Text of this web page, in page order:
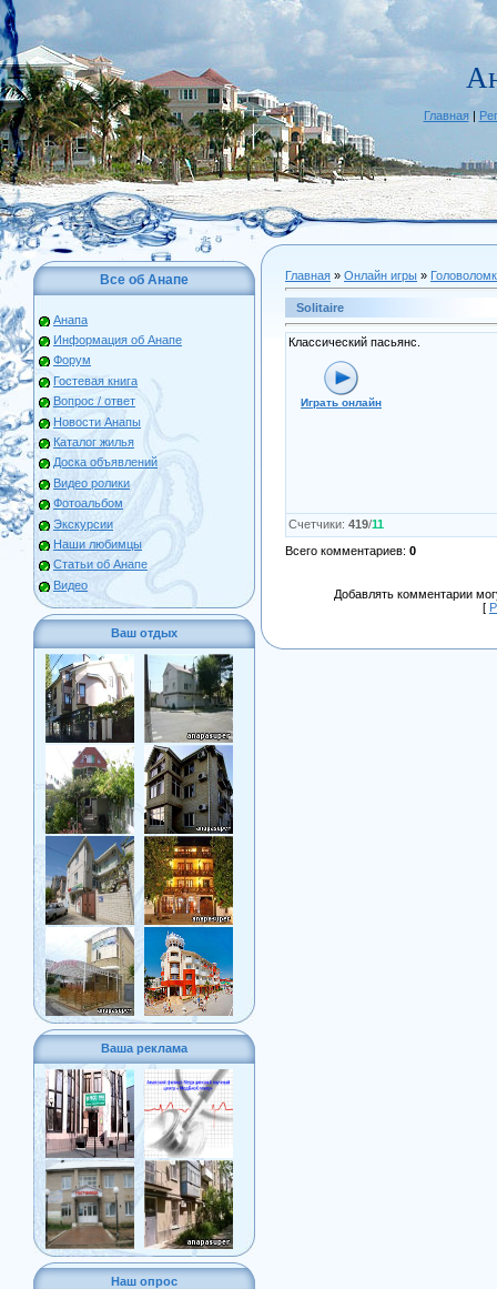
Главная|
Все об Анапе
Анапа
Информация об Анапе
Форум
Гостевая книга
Вопрос / ответ
Новости Анапы
Каталог жилья
Доска объявлений
Видео ролики
Фотоальбом
Экскурсии
Наши любимцы
Статьи об Анапе
Видео
Ваш отдых
Ваша реклама
Наш опрос
Главная » Онлайн игры »
Solitaire
Классический пасьянс.
Играть онлайн
Счетчики: 419/11
Всего комментариев: 0
Добавлять комментарии
[